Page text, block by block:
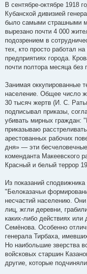
В сентябре-октябре 1918
Кубанской дивизией
было самыми страшными
вырезано почти 4 000
подозрением в
тех, кто просто работал
предприятиях города.
почти полтора месяца без
Занимая оккупированные
население. Общее число
30 тысяч жертв (И. С.
подписывал приказы,
убивать мирных граждан:
приказываю
арестованных рабочих
дня» — эти
коменданта Макеевского
Красный и белый террор
Из показаний
"Белоказачьи
несчастий населению.
лиц, жгли деревни,
каких-либо действиях
Семёнова. Особенно
генерала Тирбаха,
Но наибольшие зверства
войсковых старшин
другие, которые